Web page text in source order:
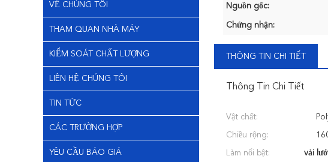
VỀ CHÚNG TÔI
THAM QUAN NHÀ MÁY
KIỂM SOÁT CHẤT LƯỢNG
LIÊN HỆ CHÚNG TÔI
TIN TỨC
CÁC TRƯỜNG HỢP
YÊU CẦU BÁO GIÁ
Nguồn gốc:
Chứng nhận:
THÔNG TIN CHI TIẾT
Thông Tin Chi Tiết
Vật chất:
Chiều rộng:
Làm nổi bật: vải